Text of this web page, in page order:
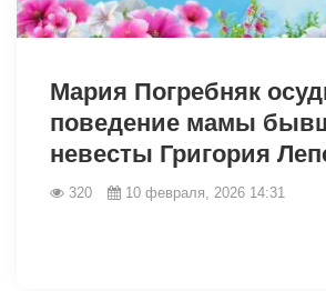
Мария Погребняк
поведение мамы
невесты Григория
320 10 февраля, 2026 14:31